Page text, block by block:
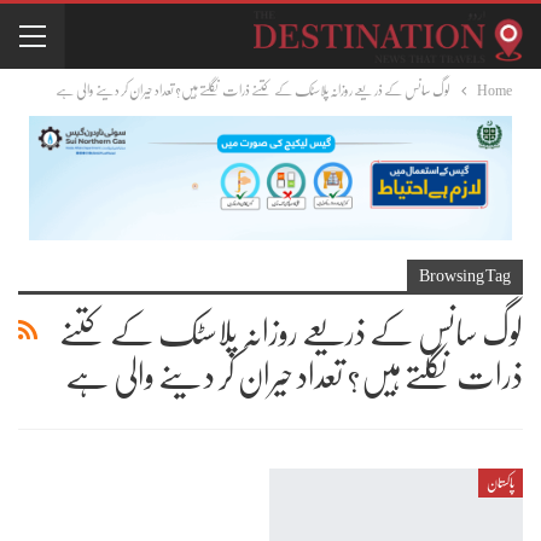
Home لوگ سانس کے ذریعے روزانہ پلاسٹک کے کتنے ذرات نگلتے ہیں؟ تعداد حیران کر دینے والی ہے
Browsing Tag
لوگ سانس کے ذریعے روزانہ پلاسٹک کے کتنے
ذرات نگلتے ہیں؟ تعداد حیران کر دینے والی ہے
پاکستان